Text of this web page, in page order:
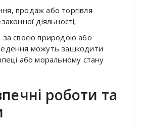
продаж або торгівля
діяльності;
за своєю природою або
можуть зашкодити
або моральному стану
роботи та